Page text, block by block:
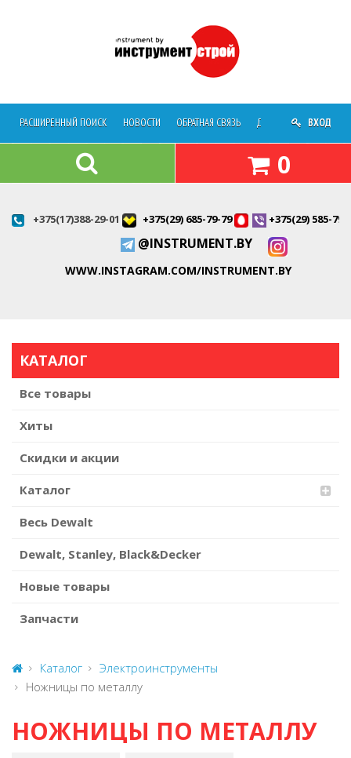
РАСШИРЕННЫЙ ПОИСК НОВОСТИ ОБРАТНАЯ СВЯЗЬ ДОСТАВКА О
ВХОД
0
+375(17)388-29-01 +375(29) 685-79-79 +375(29) 585-79-
@INSTRUMENT.BY
WWW.INSTAGRAM.COM/INSTRUMENT.BY
КАТАЛОГ
Все товары
Хиты
Скидки и акции
Каталог
Весь Dewalt
Dewalt, Stanley, Black&Decker
Новые товары
Запчасти
Каталог
Электроинструменты
Ножницы по металлу
НОЖНИЦЫ ПО МЕТАЛЛУ